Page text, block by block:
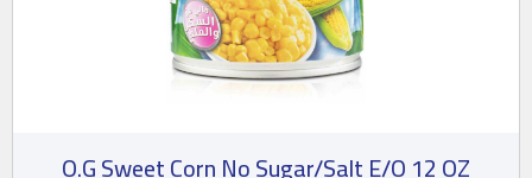
O.G Sweet Corn No Sugar/Salt E/O 12 OZ